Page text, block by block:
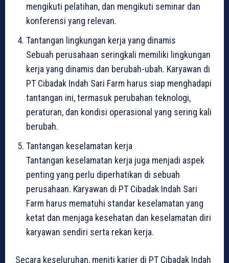
mengikuti pelatihan, dan mengikuti seminar dan
konferensi yang relevan.
Tantangan lingkungan kerja yang dinamis
Sebuah perusahaan seringkali memiliki lingkungan
kerja yang dinamis dan berubah-ubah. Karyawan di
PT Cibadak Indah Sari Farm harus siap menghadapi
tantangan ini, termasuk perubahan teknologi,
peraturan, dan kondisi operasional yang sering kali
berubah.
Tantangan keselamatan kerja
Tantangan keselamatan kerja juga menjadi aspek
penting yang perlu diperhatikan di sebuah
perusahaan. Karyawan di PT Cibadak Indah Sari
Farm harus mematuhi standar keselamatan yang
ketat dan menjaga kesehatan dan keselamatan diri
karyawan sendiri serta rekan kerja.
Secara keseluruhan, meniti karier di PT Cibadak Indah